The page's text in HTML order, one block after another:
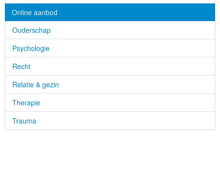
Online aanbod
Ouderschap
Psychologie
Recht
Relatie & gezin
Therapie
Trauma